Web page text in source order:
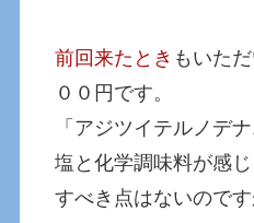
前回来たとき もいた
００円です。
「アジツイテルノデ
塩と化学調味料が感
すべき点はないので